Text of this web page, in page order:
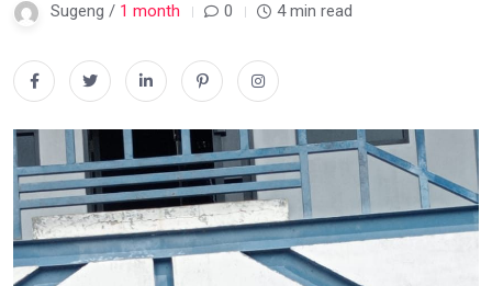
Sugeng / 1 month 0 4 min read